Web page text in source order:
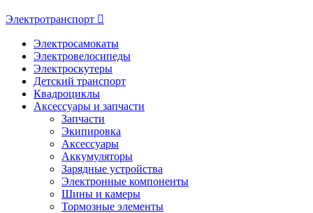
Электротранспорт
Электросамокаты
Электровелосипеды
Электроскутеры
Детский транспорт
Квадроциклы
Аксессуары и запчасти
Запчасти
Экипировка
Аксессуары
Аккумуляторы
Зарядные устройства
Электронные компоненты
Шины и камеры
Тормозные элементы